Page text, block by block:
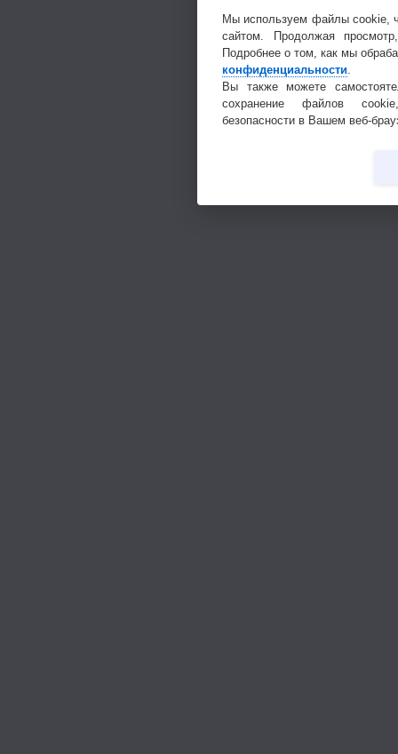
Мы используем файлы cookie,
сайтом. Продолжая
Подробнее о том, как мы
конфиденциальности
Вы также можете
сохранение файлов
безопасности в Вашем веб-